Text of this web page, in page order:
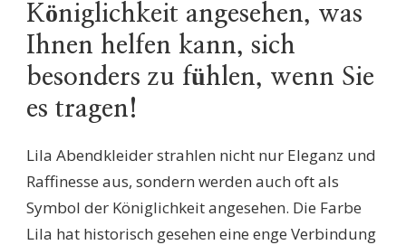
Königlichkeit angesehen, was
Ihnen helfen kann, sich
besonders zu fühlen, wenn Sie
es tragen!
Lila Abendkleider strahlen nicht nur Eleganz und
Raffinesse aus, sondern werden auch oft als
Symbol der Königlichkeit angesehen. Die Farbe
Lila hat historisch gesehen eine enge Verbindung